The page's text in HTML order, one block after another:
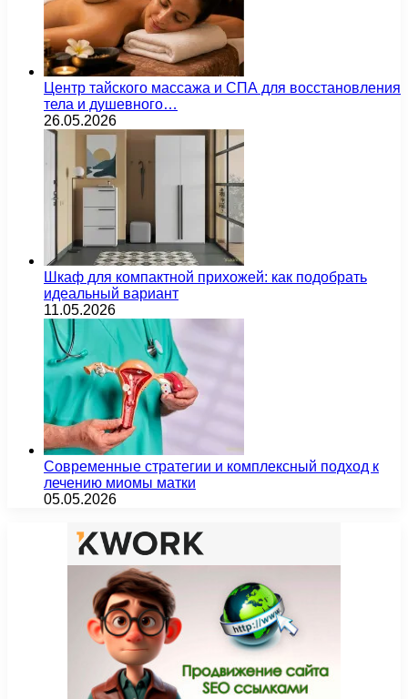
Центр тайского массажа и СПА для восстановления
тела и душевного…
26.05.2026
Шкаф для компактной прихожей: как подобрать
идеальный вариант
11.05.2026
Современные стратегии и комплексный подход к
лечению миомы матки
05.05.2026